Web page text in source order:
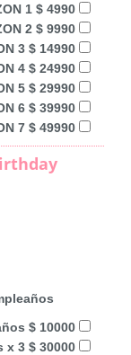
1 $ 4990
2 $ 9990
3 $ 14990
4 $ 24990
5 $ 29990
6 $ 39990
7 $ 49990
$ 10000
x 3 $ 30000